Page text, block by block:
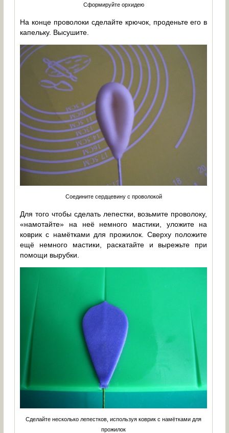
Сформируйте орхидею
На конце проволоки сделайте крючок, проденьте его в
капельку. Высушите.
Соедините сердцевину с проволокой
Для того чтобы сделать лепестки, возьмите проволоку,
«намотайте» на неё немного мастики, уложите на
коврик с намётками для прожилок. Сверху положите
ещё немного мастики, раскатайте и вырежьте при
помощи вырубки.
Сделайте несколько лепестков, используя коврик с намётками для
прожилок